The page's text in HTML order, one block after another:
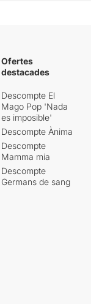
Ofertes
destacades
Descompte El
Mago Pop 'Nada
es imposible'
Descompte Ànima
Descompte
Mamma mia
Descompte
Germans de sang